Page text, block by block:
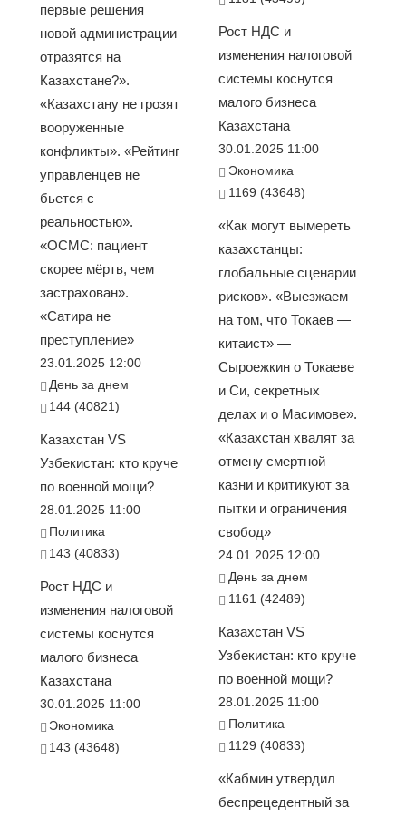
первые решения
новой администрации
отразятся на
Казахстане?».
«Казахстану не грозят
вооруженные
конфликты». «Рейтинг
управленцев не
бьется с
реальностью».
«ОСМС: пациент
скорее мёртв, чем
застрахован».
«Сатира не
преступление»
23.01.2025 12:00
День за днем
144 (40821)
Казахстан VS
Узбекистан: кто круче
по военной мощи?
28.01.2025 11:00
Политика
143 (40833)
Рост НДС и
изменения налоговой
системы коснутся
малого бизнеса
Казахстана
30.01.2025 11:00
Экономика
143 (43648)
Рост НДС и
изменения налоговой
системы коснутся
малого бизнеса
Казахстана
30.01.2025 11:00
Экономика
1169 (43648)
«Как могут вымереть
казахстанцы:
глобальные сценарии
рисков». «Выезжаем
на том, что Токаев —
китаист» —
Сыроежкин о Токаеве
и Си, секретных
делах и о Масимове».
«Казахстан хвалят за
отмену смертной
казни и критикуют за
пытки и ограничения
свобод»
24.01.2025 12:00
День за днем
1161 (42489)
Казахстан VS
Узбекистан: кто круче
по военной мощи?
28.01.2025 11:00
Политика
1129 (40833)
«Кабмин утвердил
беспрецедентный за